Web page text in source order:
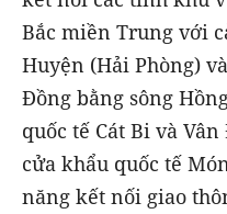
Bắc miền Trung với
Huyện (Hải Phòng)
Đồng bằng sông
quốc tế Cát Bi và
cửa khẩu quốc tế
năng kết nối giao